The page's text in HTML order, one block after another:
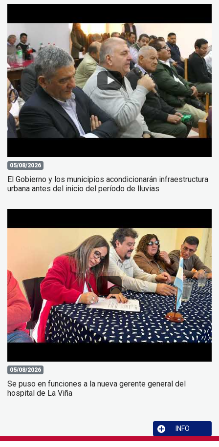
05/08/2026
El Gobierno y los municipios acondicionarán infraestructura
urbana antes del inicio del período de lluvias
05/08/2026
Se puso en funciones a la nueva gerente general del
hospital de La Viña
INFO